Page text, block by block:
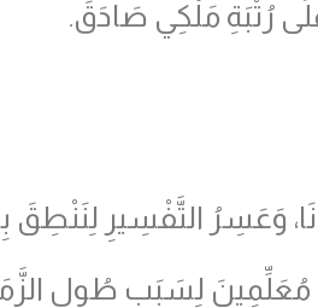
رُتْبَةِ مَلْكِي صَادَقَ.
وَعَسِرُ التَّفْسِيرِ
مُعَلِّمِينَ لِسَبَبِ طُولِ